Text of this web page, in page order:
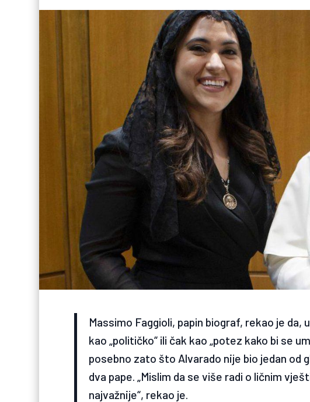
Massimo Faggioli, papin biograf, rekao je
kao „političko“ ili čak kao „potez kako bi se
posebno zato što Alvarado nije bio jedan od
dva pape. „Mislim da se više radi o ličnim
najvažnije“, rekao je.